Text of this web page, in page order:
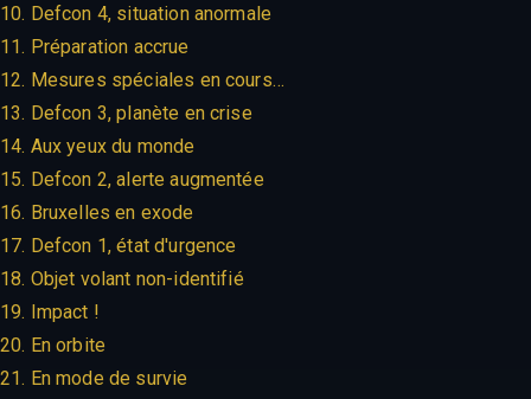
10. Defcon 4, situation anormale
11. Préparation accrue
12. Mesures spéciales en cours…
13. Defcon 3, planète en crise
14. Aux yeux du monde
15. Defcon 2, alerte augmentée
16. Bruxelles en exode
17. Defcon 1, état d'urgence
18. Objet volant non-identifié
19. Impact !
20. En orbite
21. En mode de survie